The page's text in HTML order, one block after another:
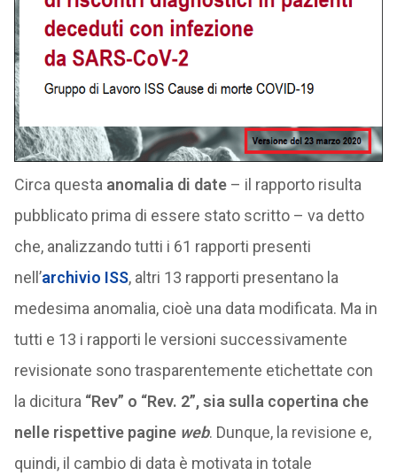
Circa questa anomalia di date– il rapporto risulta
pubblicato prima di essere stato scritto – va detto
che, analizzando tutti i 61 rapporti presenti
nell’archivio ISS, altri 13 rapporti presentano la
medesima anomalia, cioè una data modificata. Ma in
tutti e 13 i rapporti le versioni successivamente
revisionate sono trasparentemente etichettate con
la dicitura “Rev” o “Rev. 2”, sia sulla copertina che
nelle rispettive pagine web. Dunque, la revisione e,
quindi, il cambio di data è motivata in totale